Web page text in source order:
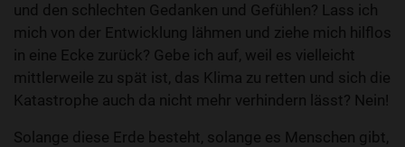
und den schlechten Gedanken und Gefühlen? Lass ich
mich von der Entwicklung lähmen und ziehe mich hilflos
in eine Ecke zurück? Gebe ich auf, weil es vielleicht
mittlerweile zu spät ist, das Klima zu retten und sich die
Katastrophe auch da nicht mehr verhindern lässt? Nein!
Solange diese Erde besteht, solange es Menschen gibt,